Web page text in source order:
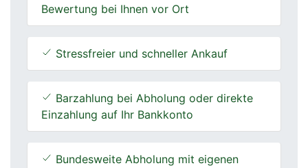
Bewertung bei Ihnen vor Ort
Stressfreier und schneller Ankauf
Barzahlung bei Abholung oder direkte
Einzahlung auf Ihr Bankkonto
Bundesweite Abholung mit eigenen